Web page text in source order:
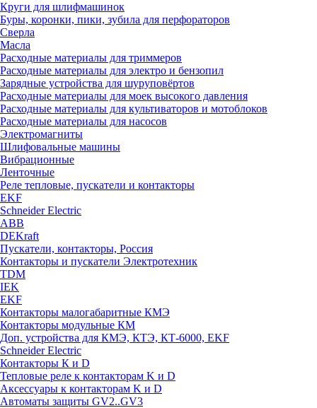
Круги для шлифмашинок
Буры, коронки, пики, зубила для перфораторов
Сверла
Масла
Расходные материалы для триммеров
Расходные материалы для электро и бензопил
Зарядные устройства для шуруповёртов
Расходные материалы для моек высокого давления
Расходные материалы для культиваторов и мотоблоков
Расходные материалы для насосов
Электромагниты
Шлифовальные машины
Вибрационные
Ленточные
Реле тепловые, пускатели и контакторы
EKF
Schneider Electric
ABB
DEKraft
Пускатели, контакторы, Россия
Контакторы и пускатели Электротехник
TDM
IEK
EKF
Контакторы малогабаритные КМЭ
Контакторы модульные КМ
Доп. устройства для КМЭ, КТЭ, КТ-6000, EKF
Schneider Electric
Контакторы К и D
Тепловые реле к контакторам K и D
Аксессуары к контакторам K и D
Автоматы защиты GV2..GV3